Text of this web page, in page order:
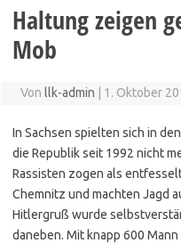
Haltung zeigen
Mob
Von llk-admin 1. Oktober
In Sachsen spielten sich in
die Republik seit 1992 nicht
Rassisten zogen als
Chemnitz und machten Jagd
Hitlergruß wurde
daneben. Mit knapp 600